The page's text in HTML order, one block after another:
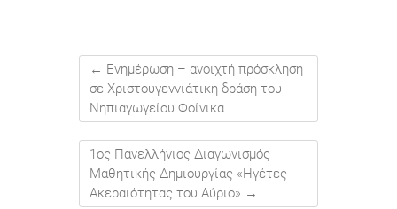
← Ενημέρωση – ανοιχτή πρόσκληση
σε Χριστουγεννιάτικη δράση του
Νηπιαγωγείου Φοίνικα
1ος Πανελλήνιος Διαγωνισμός
Μαθητικής Δημιουργίας «Ηγέτες
Ακεραιότητας του Αύριο» →